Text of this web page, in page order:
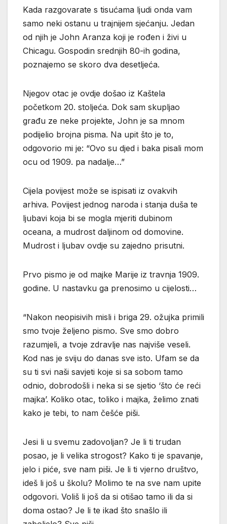
Kada razgovarate s tisućama ljudi onda vam
samo neki ostanu u trajnijem sjećanju. Jedan
od njih je John Aranza koji je rođen i živi u
Chicagu. Gospodin srednjih 80-ih godina,
poznajemo se skoro dva desetljeća.
Njegov otac je ovdje došao iz Kaštela
početkom 20. stoljeća. Dok sam skupljao
građu ze neke projekte, John je sa mnom
podijelio brojna pisma. Na upit što je to,
odgovorio mi je: “Ovo su djed i baka pisali mom
ocu od 1909. pa nadalje…”
Cijela povijest može se ispisati iz ovakvih
arhiva. Povijest jednog naroda i stanja duša te
ljubavi koja bi se mogla mjeriti dubinom
oceana, a mudrost daljinom od domovine.
Mudrost i ljubav ovdje su zajedno prisutni.
Prvo pismo je od majke Marije iz travnja 1909.
godine. U nastavku ga prenosimo u cijelosti…
“Nakon neopisivih misli i briga 29. ožujka primili
smo tvoje željeno pismo. Sve smo dobro
razumjeli, a tvoje zdravlje nas najviše veseli.
Kod nas je sviju do danas sve isto. Ufam se da
su ti svi naši savjeti koje si sa sobom tamo
odnio, dobrodošli i neka si se sjetio ‘što će reći
majka’. Koliko otac, toliko i majka, želimo znati
kako je tebi, to nam češće piši.
Jesi li u svemu zadovoljan? Je li ti trudan
posao, je li velika strogost? Kako ti je spavanje,
jelo i piće, sve nam piši. Je li ti vjerno društvo,
ideš li još u školu? Molimo te na sve nam upite
odgovori. Voliš li još da si otišao tamo ili da si
doma ostao? Je li te ikad što snašlo ili